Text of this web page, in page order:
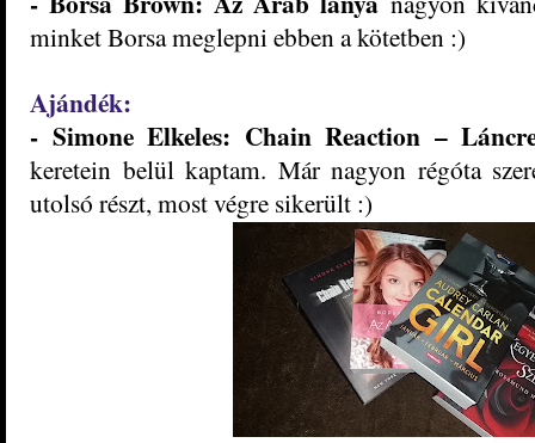
minket Borsa meglepni ebben a kötetben :)
Ajándék:
- Simone Elkeles: Chain Reaction –
keretein belül kaptam. Már nagyon régóta
utolsó részt, most végre sikerült :)